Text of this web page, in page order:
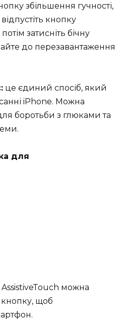
збільшення гучності,
кнопку
затисніть бічну
до перезавантаження
це єдиний спосіб, який
iPhone. Можна
боротьби з глюками та
для
можна
кнопку, щоб